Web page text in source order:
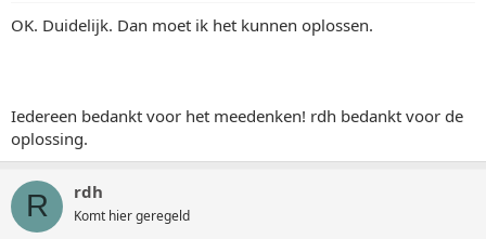
OK. Duidelijk. Dan moet ik het kunnen oplossen.
Iedereen bedankt voor het meedenken! rdh bedankt voor de
oplossing.
R rdh
Komt hier geregeld